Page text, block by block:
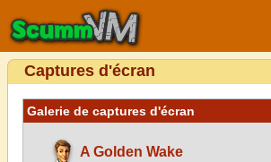
Captures d'écran
Galerie de captures d'écran
A Golden Wake